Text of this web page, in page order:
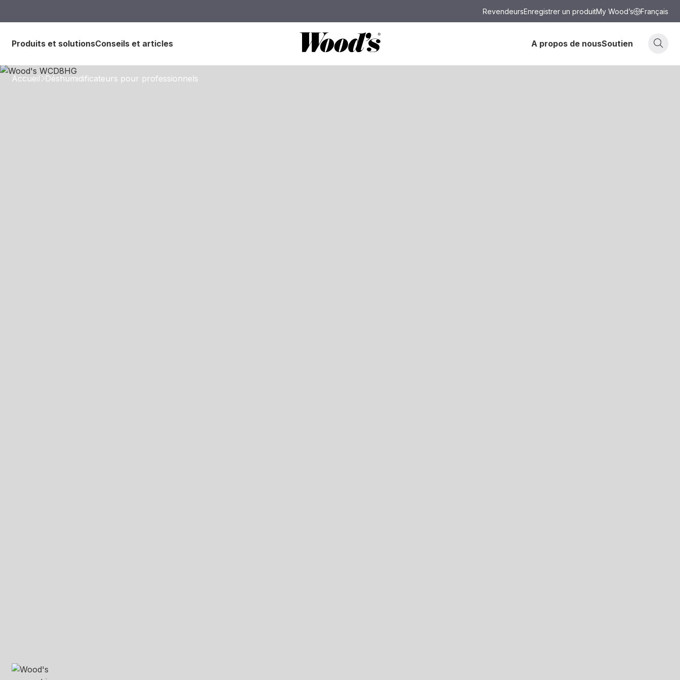
RevendeursEnregistrer un produitMy Wood’s Français
Produits et solutionsConseils et articles A propos de nousSoutien
Accueil Déshumidificateurs pour professionnels